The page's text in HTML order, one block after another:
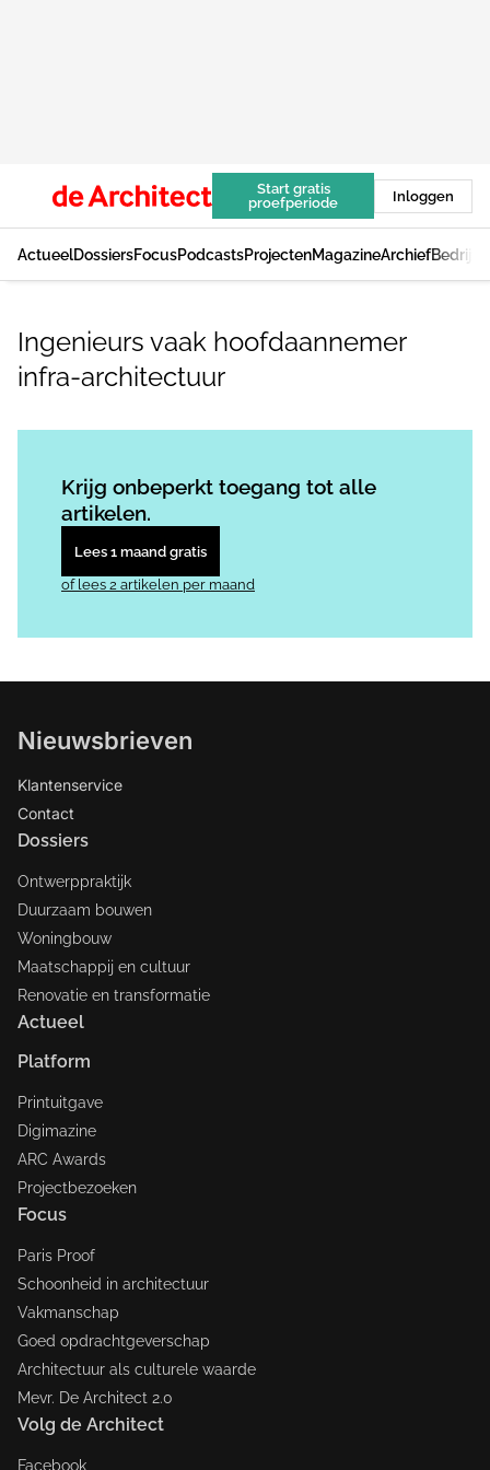
Start gratis
proefperiode
Inloggen
ActueelDossiersFocusPodcastsProjectenMagazineArchief
Ingenieurs vaak hoofdaannemer
infra-architectuur
Krijg onbeperkt toegang tot alle
artikelen.
Lees 1 maand gratis
of lees 2 artikelen per maand
Nieuwsbrieven
Klantenservice
Contact
Dossiers
Ontwerppraktijk
Duurzaam bouwen
Woningbouw
Maatschappij en cultuur
Renovatie en transformatie
Actueel
Platform
Printuitgave
Digimazine
ARC Awards
Projectbezoeken
Focus
Paris Proof
Schoonheid in architectuur
Vakmanschap
Goed opdrachtgeverschap
Architectuur als culturele waarde
Mevr. De Architect 2.0
Volg de Architect
Facebook